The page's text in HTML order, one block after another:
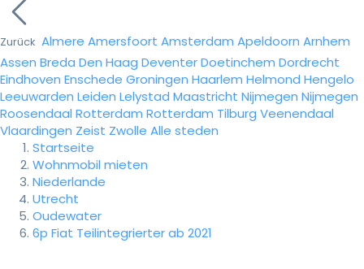
Zurück Almere Amersfoort Amsterdam Apeldoorn Arnhem
Assen Breda Den Haag DeventerDoetinchem Dordrecht
Eindhoven Enschede Groningen Haarlem Helmond Hengelo
Leeuwarden Leiden Lelystad Maastricht Nijmegen Nijmegen
Roosendaal Rotterdam Rotterdam Tilburg Veenendaal
Vlaardingen Zeist Zwolle Alle steden
Startseite
Wohnmobil mieten
Niederlande
Utrecht
Oudewater
6p Fiat Teilintegrierter ab 2021